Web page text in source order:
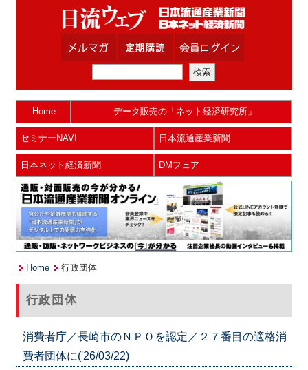
Home データ販売の「ネット経済研究所」
セミナーNAVI 日本流通産業新聞
日本ネット経済新聞 DMフェア
Home 行政団体
行政団体
消費者庁／長崎市のＮＰＯを認定／２７番目の適格消
費者団体に('26/03/22)